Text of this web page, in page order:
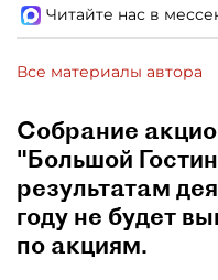
Читайте нас в
Все материалы автора
Собрание
"Большой
результатам
году не будет
по акциям.